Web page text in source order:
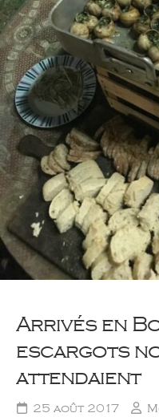
Arrivés en
escargots
attendaient
25 août 2017